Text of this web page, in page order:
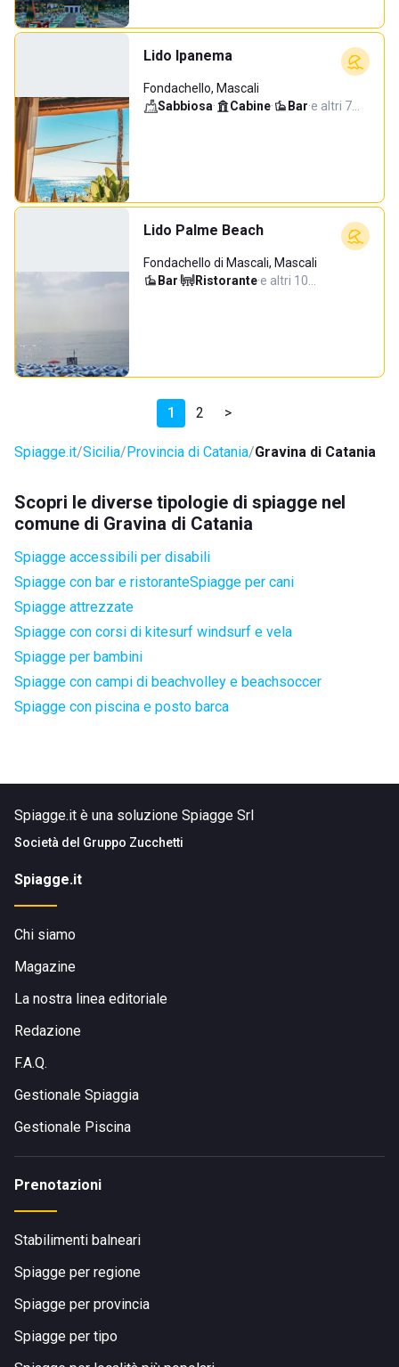
Lido Ipanema
Fondachello, Mascali
Sabbiosa· Cabine· Bar·e altri 7…
Lido Palme Beach
Fondachello di Mascali, Mascali
Bar· Ristorante·e altri 10…
1 2 >
Spiagge.it Sicilia Provincia di Catania Gravina di Catania
Scopri le diverse tipologie di spiagge nel
comune di Gravina di Catania
Spiagge accessibili per disabili
Spiagge con bar e ristoranteSpiagge per cani
Spiagge attrezzate
Spiagge con corsi di kitesurf windsurf e vela
Spiagge per bambini
Spiagge con campi di beachvolley e beachsoccer
Spiagge con piscina e posto barca
Spiagge.it è una soluzione Spiagge Srl
Società del Gruppo Zucchetti
Spiagge.it
Chi siamo
Magazine
La nostra linea editoriale
Redazione
F.A.Q.
Gestionale Spiaggia
Gestionale Piscina
Prenotazioni
Stabilimenti balneari
Spiagge per regione
Spiagge per provincia
Spiagge per tipo